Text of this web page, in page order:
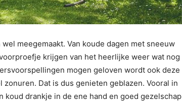
meegemaakt. Van koude dagen met sneeuw
krijgen van het heerlijke weer wat nog
mogen geloven wordt ook deze
Dat is dus genieten geblazen. Vooral in
koud drankje in de ene hand en goed gezelschap